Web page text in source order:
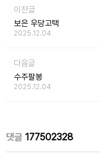
이전글
보은 우당고택
2025.12.04
다음글
수주팔봉
2025.12.04
댓글 177502328